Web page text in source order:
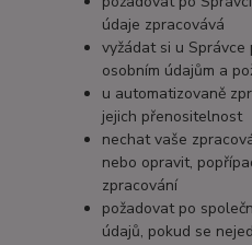
údaje zpracovává
vyžádat si u Správce
osobním údajům a
u automatizovaně
jejich přenositelnost
nechat vaše
nebo opravit,
zpracování
požadovat po
údajů, pokud se